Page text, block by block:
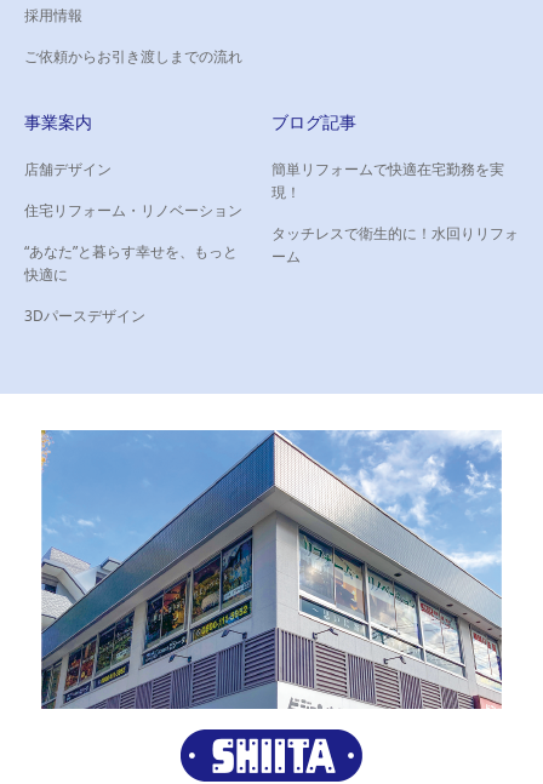
採用情報
ご依頼からお引き渡しまでの流れ
事業案内
店舗デザイン
住宅リフォーム・リノベーション
“あなた”と暮らす幸せを、もっと
快適に
3Dパースデザイン
ブログ記事
簡単リフォームで快適在宅勤務を実
現！
タッチレスで衛生的に！水回りリフォ
ーム